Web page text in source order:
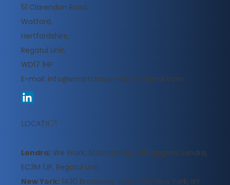
51 Clarendon Road,
Watford,
Hertfordshire,
Regatul Unit,
WD17 1HP
E-mail: info@smartchoice-international.com
LOCAȚII
Londra: We Work, 51 Eastcheap, Billingsgate, Londra,
EC3M 1JP, Regatul Unit
New York: 1430 Broadway Suite 1503, New York, NY